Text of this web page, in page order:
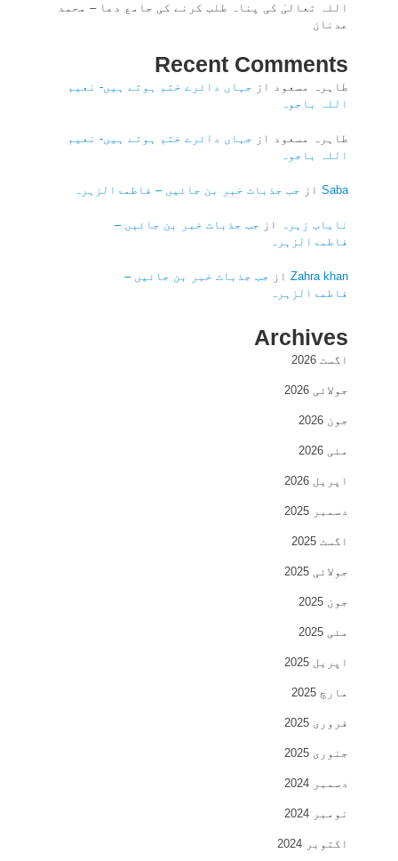
اللہ تعالیٰ کی پناہ طلب کرنے کی جامع دعا – محمد
عدنان
Recent Comments
طاہرہ مسعود از جہاں دائرے ختم ہوتے ہیں- نعیم
اللہ باجوہ
طاہرہ مسعود از جہاں دائرے ختم ہوتے ہیں- نعیم
اللہ باجوہ
Saba از جب جذبات خبر بن جائیں – فاطمۃالزہرہ
نایاب زہرہ از جب جذبات خبر بن جائیں –
فاطمۃالزہرہ
Zahra khan از جب جذبات خبر بن جائیں –
فاطمۃالزہرہ
Archives
اگست 2026
جولائی 2026
جون 2026
مئی 2026
اپریل 2026
دسمبر 2025
اگست 2025
جولائی 2025
جون 2025
مئی 2025
اپریل 2025
مارچ 2025
فروری 2025
جنوری 2025
دسمبر 2024
نومبر 2024
اکتوبر 2024